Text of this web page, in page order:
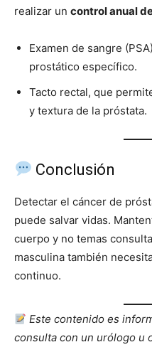
realizar un control anual
Examen de sangre
prostático específico.
Tacto rectal, que
y textura de la próstata.
Conclusión
Detectar el cáncer de
puede salvar vidas.
cuerpo y no temas
masculina también
continuo.
Este contenido es
consulta con un urólogo u